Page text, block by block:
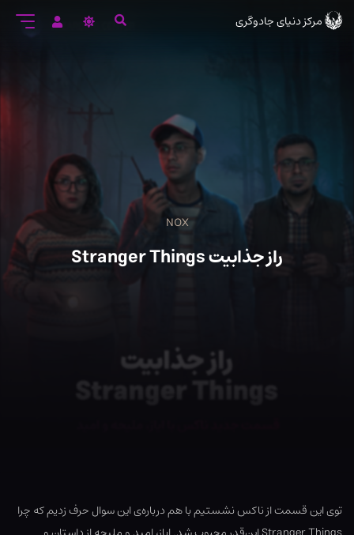
ورود
مرکز دنیای جادوگری
NOX
راز جذابیت Stranger Things
توی این قسمت از ناکس نشستیم با هم درباره‌ی این سوال حرف زدیم که چرا